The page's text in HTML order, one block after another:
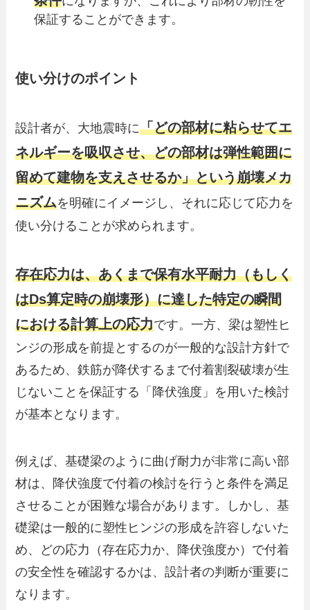
保証することができます。
使い分けのポイント
設計者が、大地震時に「どの部材に粘らせてエ
ネルギーを吸収させ、どの部材は弾性範囲に
留めて建物を支えさせるか」という崩壊メカ
ニズムを明確にイメージし、それに応じて応力を
使い分けることが求められます。
存在応力は、あくまで保有水平耐力（もしく
はDs算定時の崩壊形）に達した特定の瞬間
における計算上の応力です。一方、梁は塑性ヒ
ンジの形成を前提とするのが一般的な設計方針で
あるため、鉄筋が降伏するまで付着割裂破壊が生
じないことを保証する「降伏強度」を用いた検討
が基本となります。
例えば、基礎梁のように曲げ耐力が非常に高い部
材は、降伏強度で付着の検討を行うと条件を満足
させることが困難な場合があります。しかし、基
礎梁は一般的に塑性ヒンジの形成を許容しないた
め、どの応力（存在応力か、降伏強度か）で付着
の安全性を確認するかは、設計者の判断が重要に
なります。